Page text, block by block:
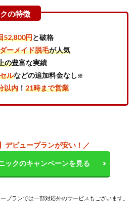
52,800円と破格
ーメイド脱毛が人気
の豊富な実績
ルなどの追加料金なし※
以内 ！ 21時まで営業
デビュープランが安い！／
ックのキャンペーンを見る
プランでは一部対応外のサービスもございます。